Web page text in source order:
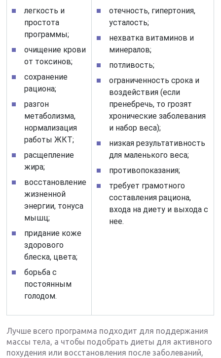
легкость и
простота
программы;
очищение крови
от токсинов;
сохранение
рациона;
разгон
метаболизма,
нормализация
работы ЖКТ;
расщепление
жира;
восстановление
жизненной
энергии, тонуса
мышц;
придание коже
здорового
блеска, цвета;
борьба с
постоянным
голодом.
отечность, гипертония,
усталость;
нехватка витаминов и
минералов;
потливость;
ограниченность срока и
воздействия (если
пренебречь, то грозят
хронические заболевания
и набор веса);
низкая результативность
для маленького веса;
противопоказания;
требует грамотного
составления рациона,
входа на диету и выхода с
нее.
Лучше всего программа подходит для поддержания
массы тела, а чтобы подобрать диеты для активного
похудения или восстановления после заболеваний,